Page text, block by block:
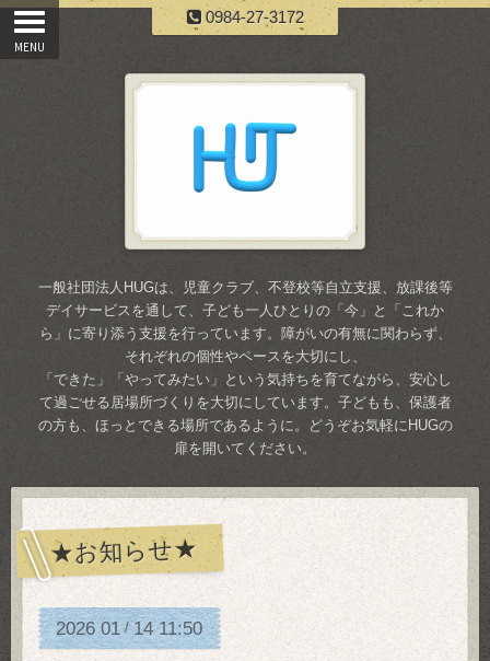
0984-27-3172
一般社団法人HUGは、児童クラブ、不登校等自立支援、放課後等
デイサービスを通して、子ども一人ひとりの「今」と「これか
ら」に寄り添う支援を行っています。障がいの有無に関わらず、
それぞれの個性やペースを大切にし、
「できた」「やってみたい」という気持ちを育てながら、安心し
て過ごせる居場所づくりを大切にしています。子どもも、保護者
の方も、ほっとできる場所であるように。どうぞお気軽にHUGの
扉を開いてください。
★お知らせ★
2026 01/14 11:50